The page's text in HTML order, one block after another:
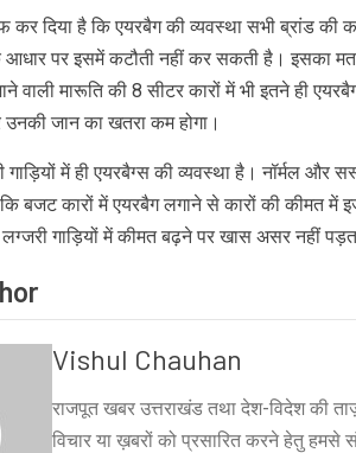
कर दिया है कि एयरबैग की व्‍यवस्‍था सभी ब्रांड की
पर इसमें कटौती नहीं कर सकती है। इसका
वाली मारूति की 8 सीटर कारों में भी इतने ही
जान का खतरा कम होगा।
गाड़ियों में ही एयरबैग्स की व्‍यवस्‍था है। नॉर्मल और
बजट कारों में एयरबैग लगाने से कारों की कीमत
गाड़ियों में कीमत बढ़ने पर खास असर नहीं
Vishul Chauhan
राजपूत खबर उत्तराखंड तथा देश-विदेश की
विचार या ख़बरों को प्रसारित करने हेतु हमसे